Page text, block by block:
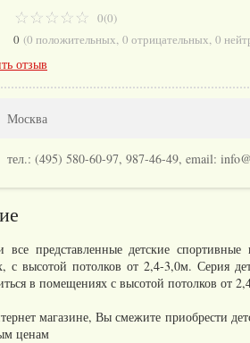
0(0)
0 (0 положительных, 0 отрицательных, 0
отзыв
Москва
тел.: (495) 580-60-97, 987-46-49, email:
все представленные детские
с высотой потолков от 2,4-3,0м. Серия
в помещениях с высотой потолков от
магазине, Вы смежите приобрести
ценам